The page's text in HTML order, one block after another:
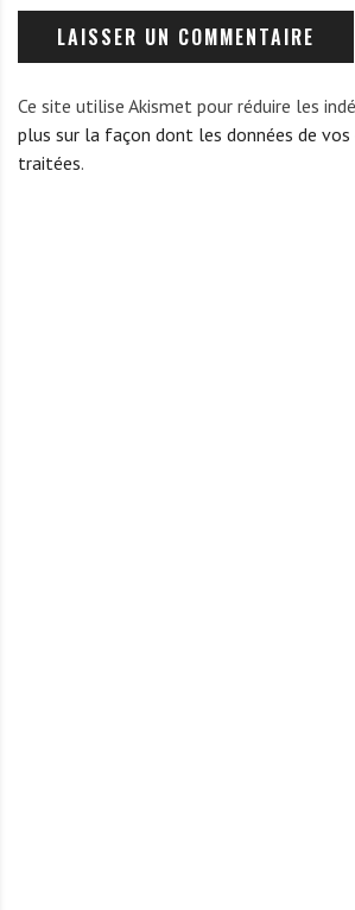
Ce site utilise Akismet pour réduire les
plus sur la façon dont les données de
traitées.